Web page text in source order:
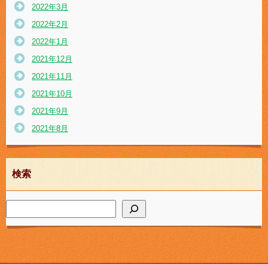
2022年3月
2022年2月
2022年1月
2021年12月
2021年11月
2021年10月
2021年9月
2021年8月
検索